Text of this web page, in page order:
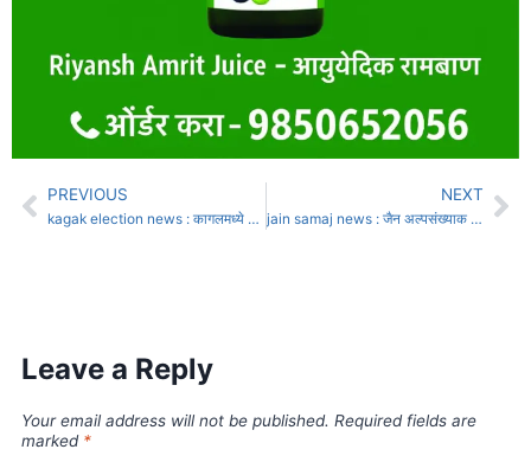
PREVIOUS
kagak election news : कागलमध्ये राजकीय महाभूकंप!
NEXT
jain samaj news : जैन अल्पसंख्याक महामंडळास शंभर कोटी तत्काळ द्या
Leave a Reply
Your email address will not be published. Required fields are
marked *